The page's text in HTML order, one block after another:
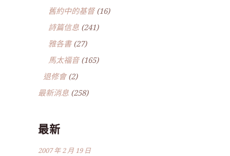
舊約中的基督(16)
詩篇信息 (241)
雅各書(27)
馬太福音(165)
退修會(2)
最新消息 (258)
最新
2007 年 2 月 19 日